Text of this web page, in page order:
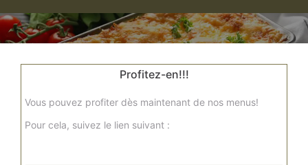
Nos Gratins
Profitez-en!!!
Vous pouvez profiter dès maintenant de nos menus!
Pour cela, suivez le lien suivant :